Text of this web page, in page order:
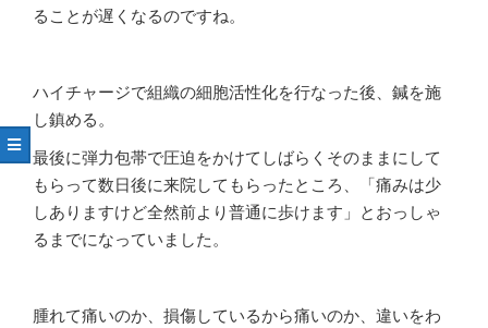
ることが遅くなるのですね。
ハイチャージで組織の細胞活性化を行なった後、鍼を施
し鎮める。
最後に弾力包帯で圧迫をかけてしばらくそのままにして
もらって数日後に来院してもらったところ、「痛みは少
しありますけど全然前より普通に歩けます」とおっしゃ
るまでになっていました。
腫れて痛いのか、損傷しているから痛いのか、違いをわ